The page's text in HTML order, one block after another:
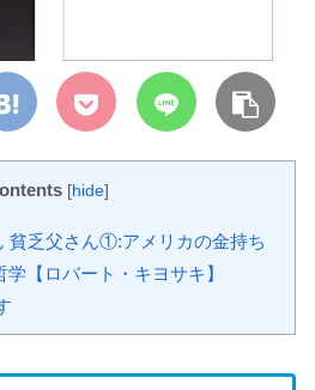
[hide]
貧乏父さん①:アメリカの金持ち
【ロバート・キヨサキ】